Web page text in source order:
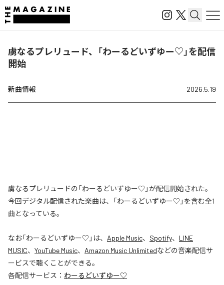
虜なるプレリュード、「わーるどいずゆー♡」を配信
開始
新曲情報 2026.5.19
虜なるプレリュードの「わーるどいずゆー♡」が配信開始された。
今回デジタル配信された楽曲は、「わーるどいずゆー♡」を含む全1
曲となっている。
なお「わーるどいずゆー♡ 」は、 Apple Music、 Spotify、 LINE
MUSIC、 YouTube Music、 Amazon Music Unlimitedなどの音楽配信サ
ービスで聴くことができる。
各配信サービス： わーるどいずゆー♡